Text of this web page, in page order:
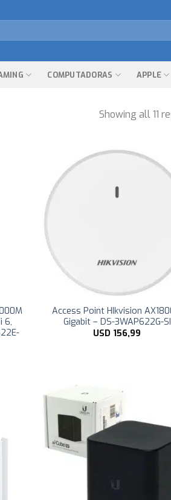
COMPUTADORAS APPLE
Showing all 11
6,
Access Point HIkvision
Gigabit – DS-3WAP622G-SI
USD 156,99